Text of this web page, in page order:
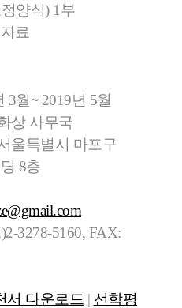
양식) 1부
료
3월~ 2019년 5월
상 사무국
별시 마포구
8층
5160, FAX:
서 다운로드 ​ | 선학평